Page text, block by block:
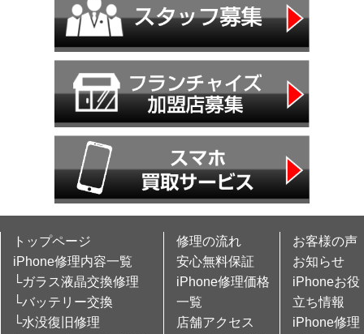
トップページ
iPhone修理内容一覧
└ガラス液晶交換修理
└バッテリー交換
└水没復旧修理
修理の流れ
安心無料保証
iPhone修理価格
一覧
店舗アクセス
お客様の声
お知らせ
iPhoneお役
立ち情報
iPhone修理